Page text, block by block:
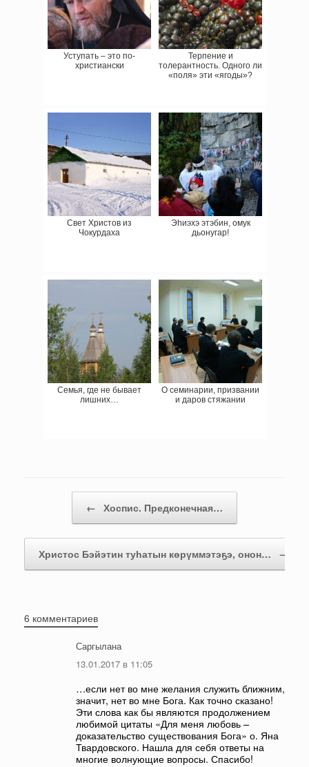
Уступать – это по-
христиански
Терпение и
толерантность. Одного ли
«поля» эти «ягоды»?
Свет Христов из
Чокурдаха
Эһиэхэ этэбин, омук
дьонугар!
Семья, где не бывает
лишних…
О семинарии, призвании
и даров стяжании
← Хоспис. Предконечная…
Христос Бэйэтин туһатын көрүммэтэҕэ, онон… →
6 комментариев
Саргылана
13.01.2017 в 11:05
…если нет во мне желания служить ближним,
значит, нет во мне Бога. Как точно сказано!
Эти слова как бы являются продолжением
любимой цитаты «Для меня любовь –
доказательство существования Бога» о. Яна
Твардовского. Нашла для себя ответы на
многие волнующие вопросы. Спасибо!